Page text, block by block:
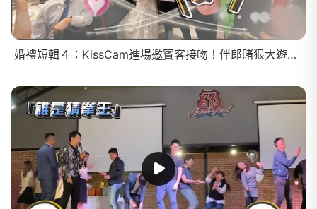
婚禮短輯４：KissCam進場邀賓客接吻！伴郎賭狠大遊戲輸了要捐５千？摸彩全場一人獨得２萬５！